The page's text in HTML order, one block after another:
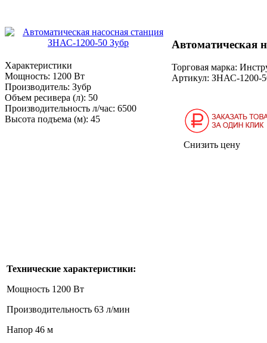
Характеристики
Мощность: 1200 Вт
Производитель: Зубр
Объем ресивера (л): 50
Производительность л/час: 6500
Высота подъема (м): 45
Автоматическая
Торговая марка:
Артикул: ЗНАС-1200-
Снизить цену
Технические характеристики:
Мощность 1200 Вт
Производительность 63 л/мин
Напор 46 м